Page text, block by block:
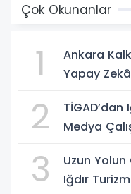
Çok Okunanlar
1
Ankara
Yapay
Geliştirme
2
TİGAD’dan
Medya
3
Uzun Yolun
Iğdır